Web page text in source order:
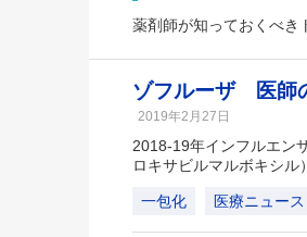
薬剤師が知っておくべき
ゾフルーザ 医師
2019年2月27日
2018-19年インフルエン
ロキサビルマルボキシル
一包化 医療ニュース